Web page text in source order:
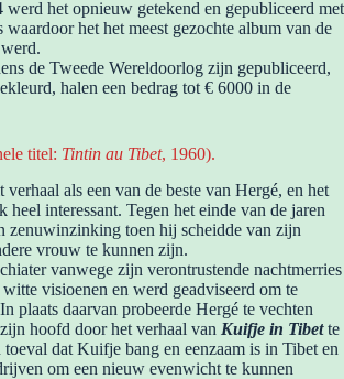
werd het opnieuw getekend en gepubliceerd met
waardoor het het meest gezochte album van de
de Tweede Wereldoorlog zijn gepubliceerd,
halen een bedrag tot € 6000 in de
titel: Tintin au Tibet, 1960).
als een van de beste van Hergé, en het
heel interessant. Tegen het einde van de jaren
zenuwinzinking toen hij scheidde van zijn
vrouw te kunnen zijn.
vanwege zijn verontrustende nachtmerries
visioenen en werd geadviseerd om te
plaats daarvan probeerde Hergé te vechten
hoofd door het verhaal van Kuifje in Tibette
dat Kuifje bang en eenzaam is in Tibet en
om een nieuw evenwicht te kunnen